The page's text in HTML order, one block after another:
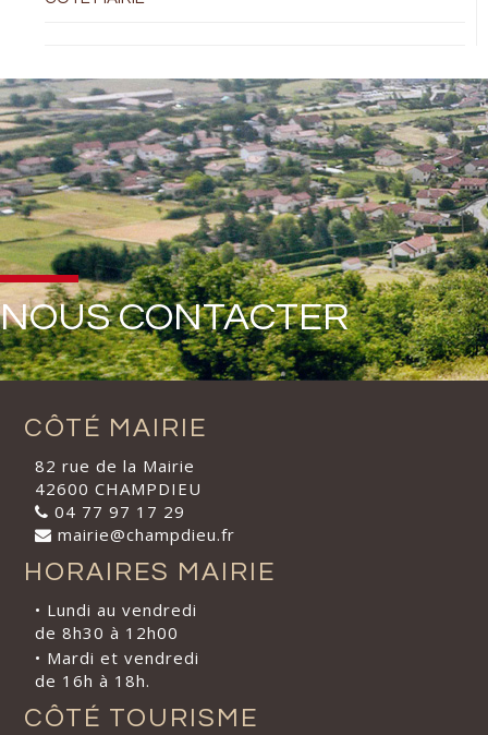
NOUS CONTACTER
CÔTÉ MAIRIE
82 rue de la Mairie
42600 CHAMPDIEU
04 77 97 17 29
mairie@champdieu.fr
HORAIRES MAIRIE
• Lundi au vendredi
de 8h30 à 12h00
• Mardi et vendredi
de 16h à 18h.
CÔTÉ TOURISME